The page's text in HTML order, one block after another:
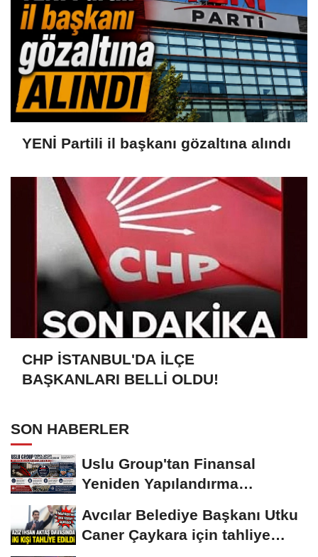
YENİ Partili il başkanı gözaltına alındı
CHP İSTANBUL'DA İLÇE
BAŞKANLARI BELLİ OLDU!
SON HABERLER
Uslu Group'tan Finansal
Yeniden Yapılandırma
Avcılar Belediye Başkanı Utku
Caner Çaykara için tahliye